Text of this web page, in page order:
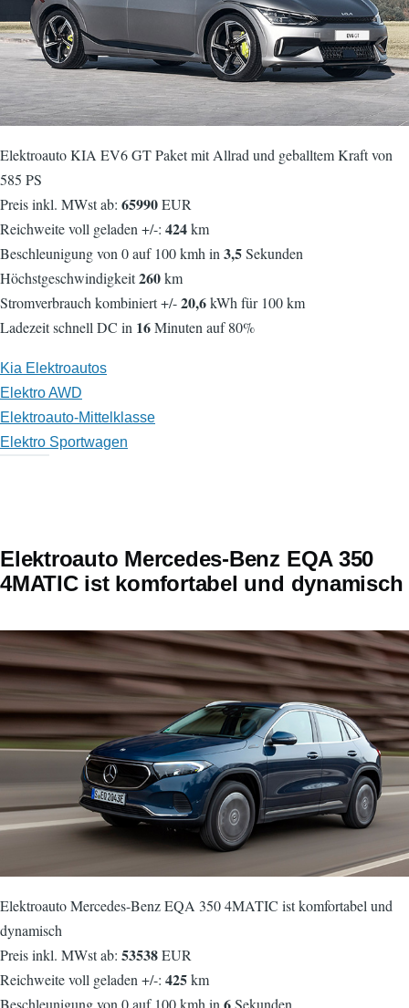
Elektroauto KIA EV6 GT Paket mit Allrad und geballtem Kraft von
585 PS
Preis inkl. MWst ab: 65990EUR
Reichweite voll geladen +/-: 424km
Beschleunigung von 0 auf 100 kmh in 3,5Sekunden
Höchstgeschwindigkeit260km
Stromverbrauch kombiniert +/-20,6kWh für 100 km
Ladezeit schnell DC in 16Minuten auf 80%
Kia Elektroautos
Elektro AWD
Elektroauto-Mittelklasse
Elektro Sportwagen
Elektroauto Mercedes-Benz EQA 350
4MATIC ist komfortabel und dynamisch
Elektroauto Mercedes-Benz EQA 350 4MATIC ist komfortabel und
dynamisch
Preis inkl. MWst ab: 53538EUR
Reichweite voll geladen +/-: 425km
Beschleunigung von 0 auf 100 kmh in
Sekunden